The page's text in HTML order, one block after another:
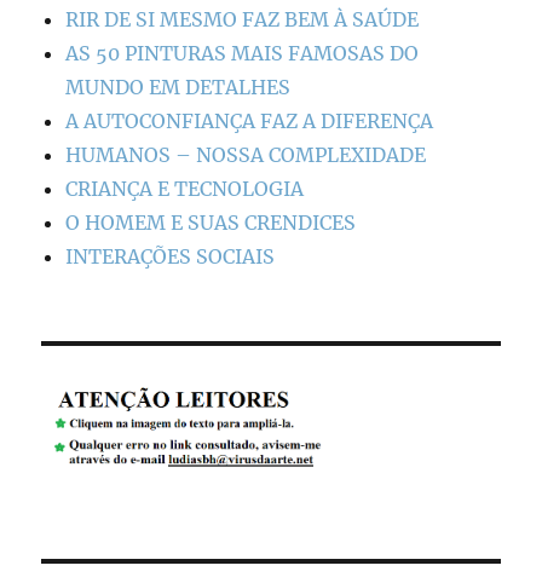
RIR DE SI MESMO FAZ BEM À SAÚDE
AS 50 PINTURAS MAIS FAMOSAS DO
MUNDO EM DETALHES
A AUTOCONFIANÇA FAZ A DIFERENÇA
HUMANOS – NOSSA COMPLEXIDADE
CRIANÇA E TECNOLOGIA
O HOMEM E SUAS CRENDICES
INTERAÇÕES SOCIAIS